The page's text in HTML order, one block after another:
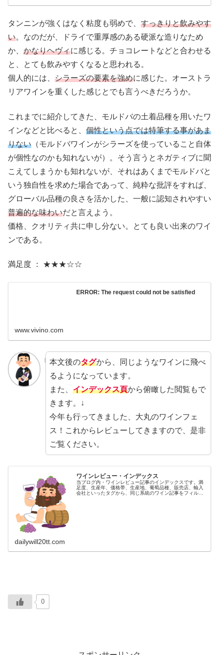
タンニンが強くはなく粘度も弱めで、 すっきりと飲みやす
い。なのだが、ドライで重厚感のある硬派な造りなため
か、 かなりヘヴィに感じる。チョコレートなどと合わせる
と、とても飲みやすくなると思われる。
個人的には、 シラーズの要素を強めに感じた。オーストラ
リアワインを重くした感じとでも言うべきだろうか。
これまでに紹介してきた、モルドバの土着品種を用いたワ
インなどと比べると、 個性という点では特筆する事があま
りない （モルドバワインがシラーズを使っていること自体
が個性なのかも知れないが）。そう言うとネガティブに聞
こえてしまうかも知れないが、それはあくまでモルドバと
いう独自性を求めた場合であって、純粋な批評をすれば、
グローバル品種の良さを活かした、一般に認知されやすい
普遍的な味わいだと言えよう。
価格、クオリティ共に申し分ない。とても良い出来のワイ
ンである。
満足度 ： ★★★☆☆
ERROR: The request could not be satisfied
www.vivino.com
本文後のタグから、同じようなワインに飛べ
るようになっています。
また、 インデックス頁から俯瞰した閲覧もで
きます。↓
今年も行ってきました、大丸のワインフェ
ス！これからレビューしてきますので、是非
ご覧ください。
ワインレビュー・インデックス
当ブログ内・ワインレビュー記事のインデックスです。満
足度、生産年、価格帯、生産地、葡萄品種、販売店、輸入
会社といったタグから、同じ系統のワイン記事をフィルタ
dailywill20tt.com
0